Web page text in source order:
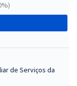
de Serviços da